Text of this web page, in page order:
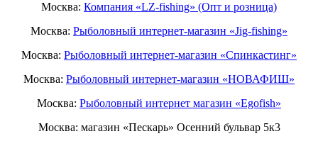
Москва: Компания «LZ-fishing» (Опт и розница)
Москва: Рыболовный интернет-магазин «Jig-fishing»
Москва: Рыболовный интернет-магазин «Спинкастинг»
Москва: Рыболовный интернет-магазин «НОВАФИШ»
Москва: Рыболовный интернет магазин «Egofish»
Москва: магазин «Пескарь» Осенний бульвар 5к3